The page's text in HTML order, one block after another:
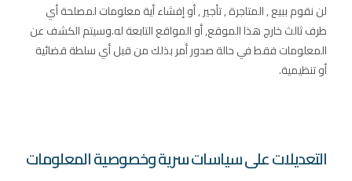
لن نقوم ببيع , المتاجرة , تأجير , أو إفشاء أية معلومات لمصلحة أي
طرف ثالث خارج هذا الموقع, أو المواقع التابعة له.وسيتم الكشف عن
المعلومات فقط في حالة صدور أمر بذلك من قبل أي سلطة قضائية
أو تنظيمية.
التعديلات على سياسات سرية وخصوصية المعلومات